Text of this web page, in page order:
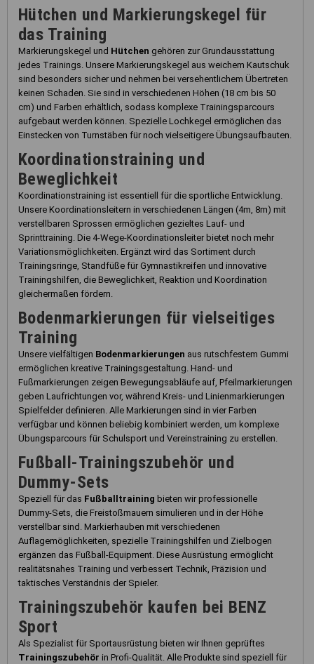
Hütchen und Markierungskegel für
das Training
Markierungskegel und Hütchen gehören zur Grundausstattung
jedes Trainings. Unsere Markierungskegel aus weichem Kautschuk
sind besonders sicher und nehmen bei versehentlichem Übertreten
keinen Schaden. Sie sind in verschiedenen Höhen (18 cm bis 50
cm) und Farben erhältlich, sodass komplexe Trainingsparcours
aufgebaut werden können. Spezielle Lochkegel ermöglichen das
Einstecken von Turnstäben für noch vielseitigere Übungsaufbauten.
Koordinationstraining und
Beweglichkeit
Koordinationstraining ist essentiell für die sportliche Entwicklung.
Unsere Koordinationsleitern in verschiedenen Längen (4m, 8m) mit
verstellbaren Sprossen ermöglichen gezieltes Lauf- und
Sprinttraining. Die 4-Wege-Koordinationsleiter bietet noch mehr
Variationsmöglichkeiten. Ergänzt wird das Sortiment durch
Trainingsringe, Standfüße für Gymnastikreifen und innovative
Trainingshilfen, die Beweglichkeit, Reaktion und Koordination
gleichermaßen fördern.
Bodenmarkierungen für vielseitiges
Training
Unsere vielfältigen Bodenmarkierungen aus rutschfestem Gummi
ermöglichen kreative Trainingsgestaltung. Hand- und
Fußmarkierungen zeigen Bewegungsabläufe auf, Pfeilmarkierungen
geben Laufrichtungen vor, während Kreis- und Linienmarkierungen
Spielfelder definieren. Alle Markierungen sind in vier Farben
verfügbar und können beliebig kombiniert werden, um komplexe
Übungsparcours für Schulsport und Vereinstraining zu erstellen.
Fußball-Trainingszubehör und
Dummy-Sets
Speziell für das Fußballtraining bieten wir professionelle
Dummy-Sets, die Freistoßmauern simulieren und in der Höhe
verstellbar sind. Markierhauben mit verschiedenen
Auflagemöglichkeiten, spezielle Trainingshilfen und Zielbogen
ergänzen das Fußball-Equipment. Diese Ausrüstung ermöglicht
realitätsnahes Training und verbessert Technik, Präzision und
taktisches Verständnis der Spieler.
Trainingszubehör kaufen bei BENZ
Sport
Als Spezialist für Sportausrüstung bieten wir Ihnen geprüftes
Trainingszubehör in Profi-Qualität. Alle Produkte sind speziell für